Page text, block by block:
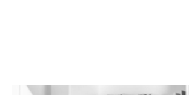
WAND- UND FUSSBODENHEIZUNG